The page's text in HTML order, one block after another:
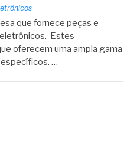
que fornece peças e
Estes
oferecem uma ampla gama
…